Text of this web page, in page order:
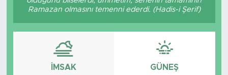
Ramazan olmasını temenni ederdi. (Hadis-i Şerif)
İMSAK GÜNEŞ
Resmi İlanlar
Söyleşi